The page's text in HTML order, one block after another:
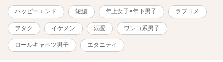
ハッピーエンド 短編 年上女子×年下男子 ラブコメ
ヲタク イケメン 溺愛 ワンコ系男子
ロールキャベツ男子 エタニティ